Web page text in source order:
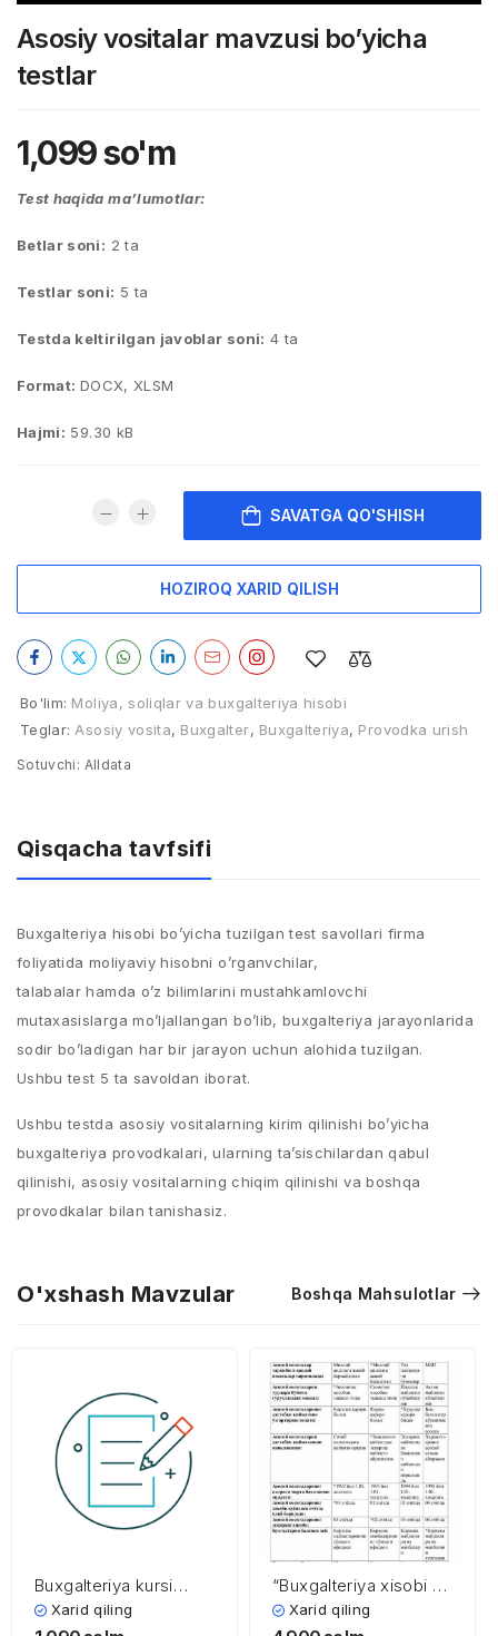
Asosiy vositalar mavzusi bo’yicha
testlar
1,099so'm
Test haqida ma’lumotlar:
Betlar soni: 2 ta
Testlar soni: 5 ta
Testda keltirilgan javoblar soni: 4 ta
Format: DOCX, XLSM
Hajmi: 59.30 kB
SAVATGA QO'SHISH
HOZIROQ XARID QILISH
Bo'lim: Moliya, soliqlar va buxgalteriya hisobi
Teglar: Asosiy vosita, Buxgalter, Buxgalteriya, Provodka urish
Sotuvchi: Alldata
Qisqacha tavfsifi
Buxgalteriya hisobi bo’yicha tuzilgan test savollari firma
foliyatida moliyaviy hisobni o’rganvchilar,
talabalar hamda o’z bilimlarini mustahkamlovchi
mutaxasislarga mo’ljallangan bo’lib, buxgalteriya jarayonlarida
sodir bo’ladigan har bir jarayon uchun alohida tuzilgan.
Ushbu test 5 ta savoldan iborat.
Ushbu testda asosiy vositalarning kirim qilinishi bo’yicha
buxgalteriya provodkalari, ularning ta’sischilardan qabul
qilinishi, asosiy vositalarning chiqim qilinishi va boshqa
provodkalar bilan tanishasiz.
O'xshash Mavzular Boshqa Mahsulotlar
Buxgalteriya kursi
schetlar rejasi
Xarid qiling
“Buxgalteriya xisobi va
xo’jalik faoliyati taxlili”
Xarid qiling